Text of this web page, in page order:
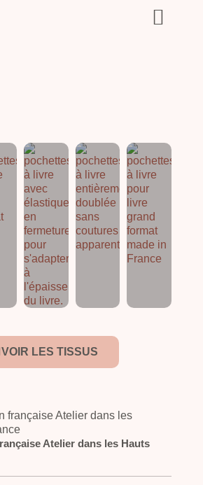
VOIR LES TISSUS
Atelier dans les Hauts